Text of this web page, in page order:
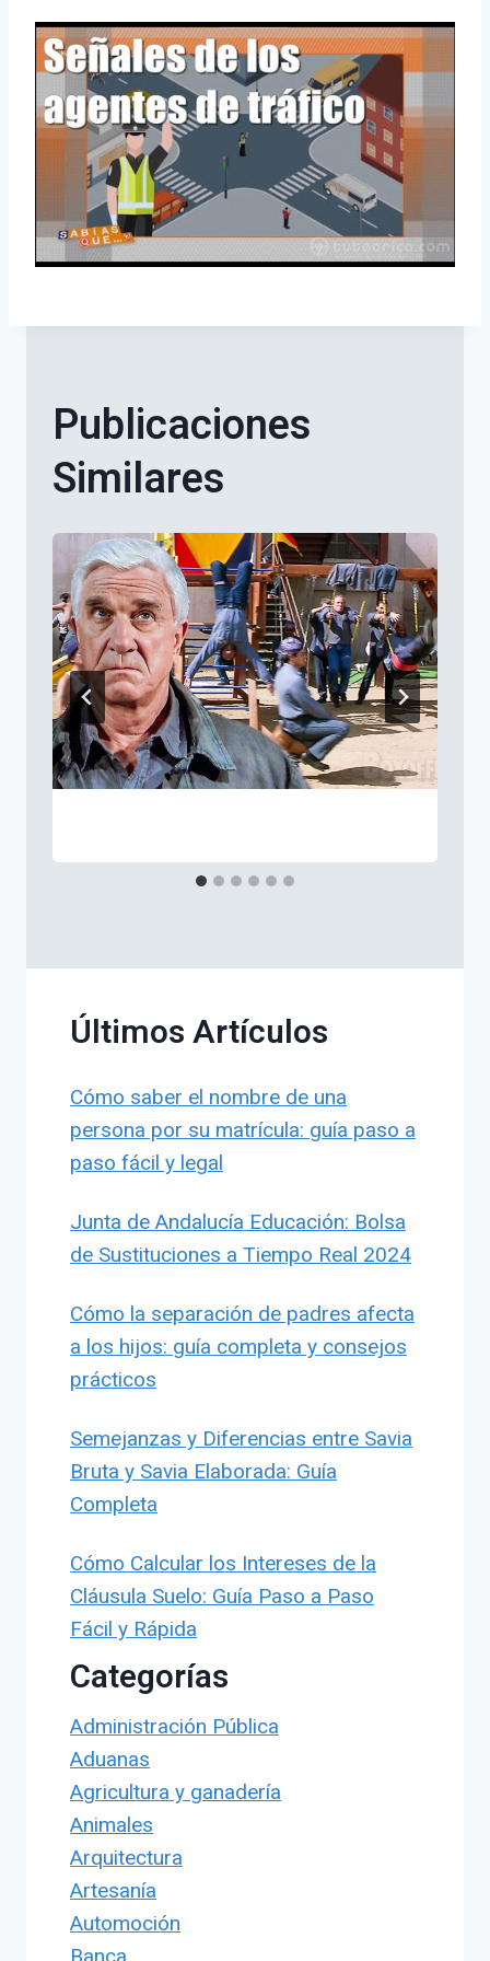
Publicaciones
Similares
Últimos Artículos
Cómo saber el nombre de una
persona por su matrícula: guía paso a
paso fácil y legal
Junta de Andalucía Educación: Bolsa
de Sustituciones a Tiempo Real 2024
Cómo la separación de padres afecta
a los hijos: guía completa y consejos
prácticos
Semejanzas y Diferencias entre Savia
Bruta y Savia Elaborada: Guía
Completa
Cómo Calcular los Intereses de la
Cláusula Suelo: Guía Paso a Paso
Fácil y Rápida
Categorías
Administración Pública
Aduanas
Agricultura y ganadería
Animales
Arquitectura
Artesanía
Automoción
Banca